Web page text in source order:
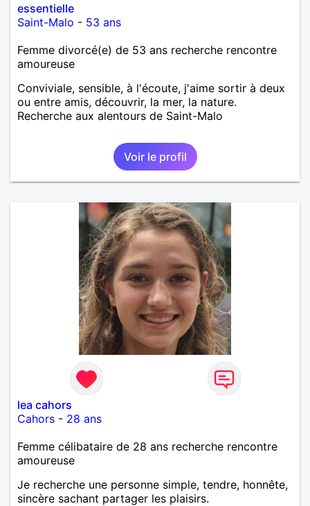
essentielle
Saint-Malo - 53 ans
Femme divorcé(e) de 53 ans recherche rencontre
amoureuse
Conviviale, sensible, à l'écoute, j'aime sortir à deux
ou entre amis, découvrir, la mer, la nature.
Recherche aux alentours de Saint-Malo
Voir le profil
lea cahors
Cahors - 28 ans
Femme célibataire de 28 ans recherche rencontre
amoureuse
Je recherche une personne simple, tendre, honnête,
sincère sachant partager les plaisirs.